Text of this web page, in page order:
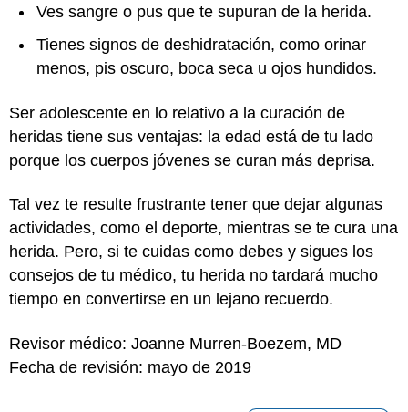
Ves sangre o pus que te supuran de la herida.
Tienes signos de deshidratación, como orinar
menos, pis oscuro, boca seca u ojos hundidos.
Ser adolescente en lo relativo a la curación de
heridas tiene sus ventajas: la edad está de tu lado
porque los cuerpos jóvenes se curan más deprisa.
Tal vez te resulte frustrante tener que dejar algunas
actividades, como el deporte, mientras se te cura una
herida. Pero, si te cuidas como debes y sigues los
consejos de tu médico, tu herida no tardará mucho
tiempo en convertirse en un lejano recuerdo.
Revisor médico: Joanne Murren-Boezem, MD
Fecha de revisión: mayo de 2019